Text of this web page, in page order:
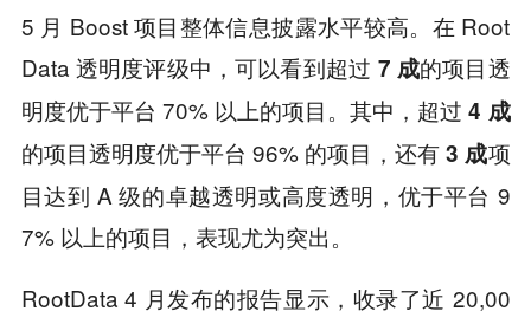
5 月 Boost 项目整体信息披露水平较高。在 Root
Data 透明度评级中，可以看到超过 7 成的项目透
明度优于平台 70% 以上的项目。其中，超过4 成
的项目透明度优于平台 96% 的项目，还有3 成项
目达到 A 级的卓越透明或高度透明，优于平台 9
7% 以上的项目，表现尤为突出。
RootData 4 月发布的报告显示，收录了近 20,00